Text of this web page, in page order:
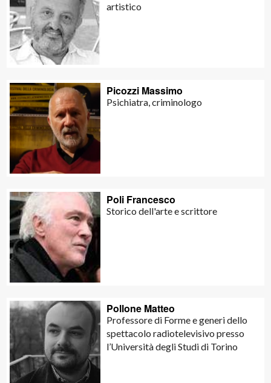
artistico
Picozzi Massimo
Psichiatra, criminologo
Poli Francesco
Storico dell'arte e scrittore
Pollone Matteo
Professore di Forme e generi dello
spettacolo radiotelevisivo presso
l’Università degli Studi di Torino